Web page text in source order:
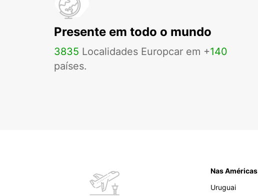
Presente em todo o mundo
3835 Localidades Europcar em +140
países.
Nas Américas
Uruguai